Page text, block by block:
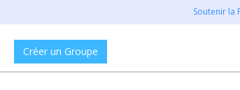
Soutenir la
Créer un Groupe